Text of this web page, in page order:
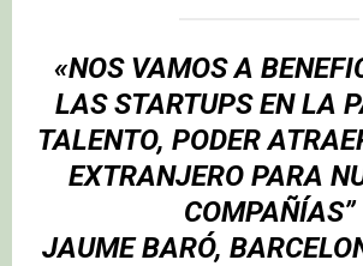
«NOS VAMOS A
LAS STARTUPS EN LA
TALENTO, PODER
EXTRANJERO PARA
COMPAÑÍAS”
JAUME BARÓ,